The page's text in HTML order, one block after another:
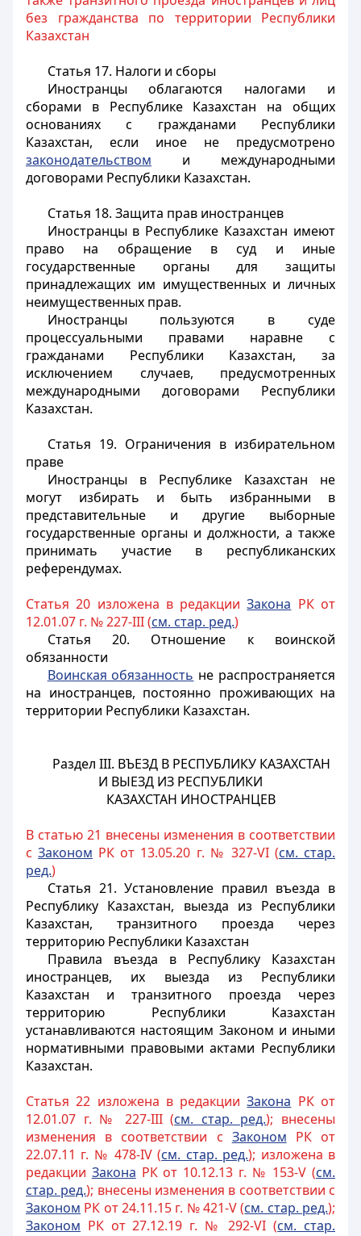
без гражданства по территории Республики
Казахстан
Статья 17. Налоги и сборы
Иностранцыоблагаются налогами и
сборами в Республике Казахстан на общих
основаниях с гражданами Республики
Казахстан, если иное не предусмотрено
законодательством и международными
договорами Республики Казахстан.
Статья 18. Защита прав иностранцев
Иностранцыв Республике Казахстан имеют
право на обращение в суд и иные
государственные органы для защиты
принадлежащих им имущественных и личных
неимущественных прав.
Иностранцыпользуются в суде
процессуальными правами наравне с
гражданами Республики Казахстан, за
исключением случаев, предусмотренных
международными договорами Республики
Казахстан.
Статья 19. Ограничения в избирательном
праве
Иностранцыв Республике Казахстан не
могут избирать и быть избранными в
представительные и другие выборные
государственные органы и должности, а также
принимать участие в республиканских
референдумах.
Статья 20 изложена в редакцииЗакона РК от
12.01.07 г. № 227-III (см. стар. ред.)
Статья 20. Отношение к воинской
обязанности
Воинская обязанность не распространяется
на иностранцев, постоянно проживающих на
территории Республики Казахстан.
Раздел III. ВЪЕЗД В РЕСПУБЛИКУ КАЗАХСТАН
И ВЫЕЗД ИЗ РЕСПУБЛИКИ
КАЗАХСТАН ИНОСТРАНЦЕВ
В статью 21 внесены изменения в соответствии
сЗаконом РК от 13.05.20 г. № 327-VI (см. стар.
ред.)
Статья 21. Установление правил въезда в
Республику Казахстан, выезда из Республики
Казахстан, транзитного проезда через
территорию Республики Казахстан
Правила въезда в Республику Казахстан
иностранцев, их выезда из Республики
Казахстан и транзитного проезда через
территорию Республики Казахстан
устанавливаются настоящим Законом и иными
нормативными правовыми актами Республики
Казахстан.
Статья 22 изложена в редакцииЗакона РК от
12.01.07 г. № 227-III (см. стар. ред.); внесены
изменения в соответствии с Законом РК от
22.07.11 г. № 478-IV (см. стар. ред.); изложена в
редакции Закона РК от 10.12.13 г. № 153-V (см.
стар. ред.); внесены изменения в соответствии с
Законом РК от 24.11.15 г. № 421-V (см. стар. ред.);
Законом РК от 27.12.19 г. № 292-VI (см. стар.